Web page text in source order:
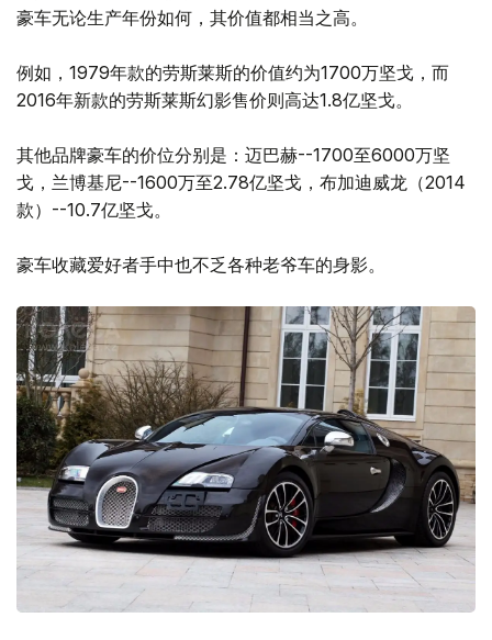
豪车无论生产年份如何，其价值都相当之高。
例如，1979年款的劳斯莱斯的价值约为1700万坚戈，而
2016年新款的劳斯莱斯幻影售价则高达1.8亿坚戈。
其他品牌豪车的价位分别是：迈巴赫--1700至6000万坚
戈，兰博基尼--1600万至2.78亿坚戈，布加迪威龙（2014
款）--10.7亿坚戈。
豪车收藏爱好者手中也不乏各种老爷车的身影。